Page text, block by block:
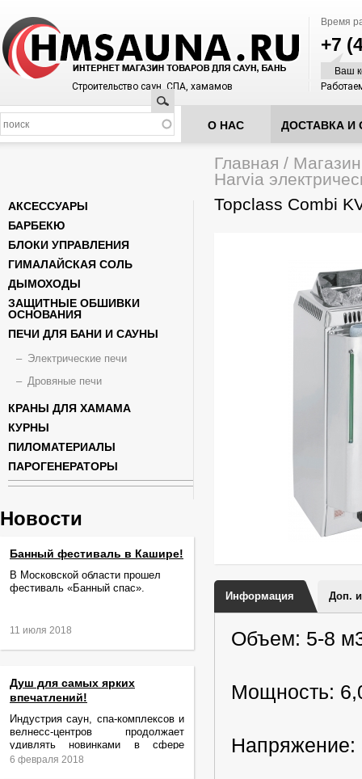
Время
+7
Ваш
Строительство саун, СПА, хамамов
Поиск
О НАС ДОСТАВКА И
Вы здесь
Главная / Магазин
Harvia
Topclass Combi
Информация Доп.
Объем: 5-8
Мощность:
Напряжение:
АКСЕССУАРЫ
БАРБЕКЮ
БЛОКИ УПРАВЛЕНИЯ
ГИМАЛАЙСКАЯ СОЛЬ
ДЫМОХОДЫ
ЗАЩИТНЫЕ ОБШИВКИ
ОСНОВАНИЯ
ПЕЧИ ДЛЯ БАНИ И САУНЫ
Электрические печи
Дровяные печи
КРАНЫ ДЛЯ ХАМАМА
КУРНЫ
ПИЛОМАТЕРИАЛЫ
ПАРОГЕНЕРАТОРЫ
Новости
Банный фестиваль в Кашире!
В Московской области прошел
фестиваль «Банный спас».
11 июля 2018
Душ для самых ярких
впечатлений!
Индустрия саун, спа-комплексов и
велнесс-центров продолжает
удивлять новинками в сфере
релаксации и ухода за телом.
6 февраля 2018